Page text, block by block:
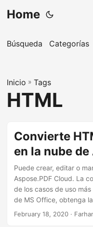
Home
Búsqueda Categorías
Inicio » Tags
HTML
Convierte
en la nube de
Puede crear, editar o
Aspose.PDF Cloud. La
de los casos de uso
de MS Office, obtenga
HTML a formato PDF con
February 18, 2020 ·